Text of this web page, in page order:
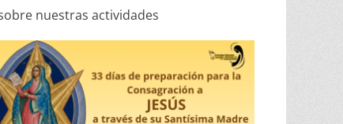
nuestras actividades